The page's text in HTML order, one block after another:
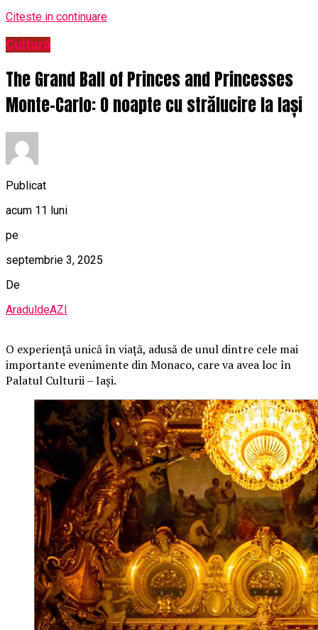
Citeste in continuare
Cultură
The Grand Ball of Princes and Princesses
Monte-Carlo: O noapte cu strălucire la Iași
Publicat
acum 11 luni
pe
septembrie 3, 2025
De
AraduldeAZI
O experiență unică în viață, adusă de unul dintre cele mai
importante evenimente din Monaco, care va avea loc în
Palatul Culturii – Iași.